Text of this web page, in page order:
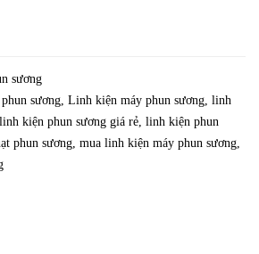
sương
sương, Linh kiện máy phun sương, linh
linh kiện phun sương giá rẻ, linh kiện phun
phun sương, mua linh kiện máy phun sương,